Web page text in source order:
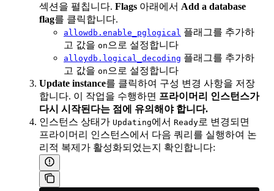
섹션을 펼칩니다. Flags 아래에서 Add a database
flag를 클릭합니다.
allowdb.enable_pglogical 플래그를 추가하
고 값을 on 으로 설정합니다
alloydb.logical_decoding 플래그를 추가하
고 값을 on 으로 설정합니다
Update instance를 클릭하여 구성 변경 사항을 저장
합니다. 이 작업을 수행하면 프라이머리 인스턴스가
다시 시작된다는 점에 유의해야 합니다.
인스턴스 상태가 Updating에서 Ready로 변경되면
프라이머리 인스턴스에서 다음 쿼리를 실행하여 논
리적 복제가 활성화되었는지 확인합니다: